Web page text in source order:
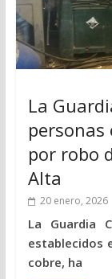
La
personas
por robo
Alta
20 enero, 2026
La Guardia
establecidos
cobre, ha